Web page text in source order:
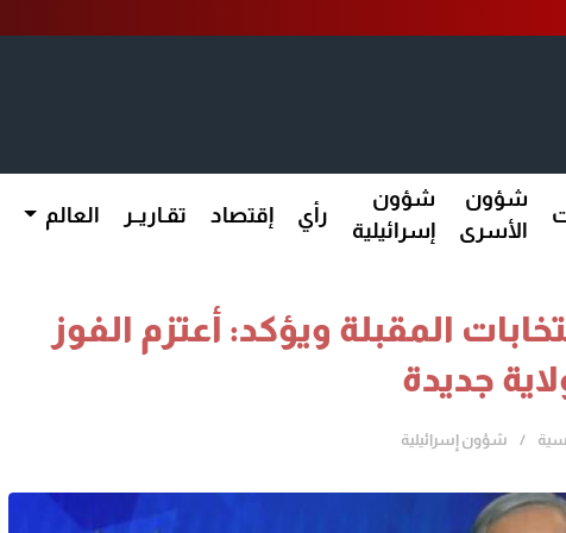
شؤون
الأسرى
شؤون
إسرائيلية
رأي إقتصاد تقـاريــر العالم
المقبلة ويؤكد: أعتزم الفوز
جديدة
شؤون إسرائيلية